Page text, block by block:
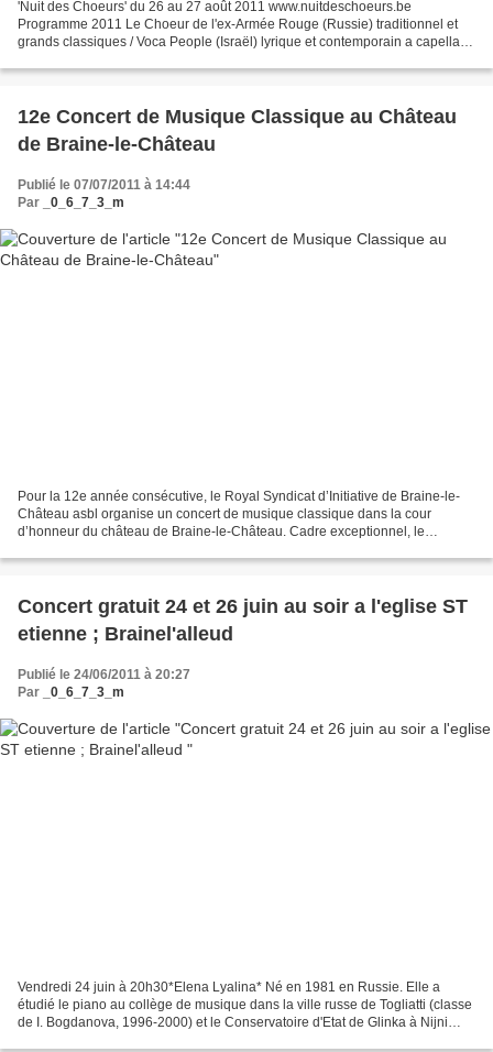
'Nuit des Choeurs' du 26 au 27 août 2011 www.nuitdeschoeurs.be
Programme 2011 Le Choeur de l'ex-Armée Rouge (Russie) traditionnel et
grands classiques / Voca People (Israël) lyrique et contemporain a capella/
12e Concert de Musique Classique au Château
de Braine-le-Château
Publié le 07/07/2011 à 14:44
Par
_0_6_7_3_m
Pour la 12e année consécutive, le Royal Syndicat d’Initiative de Braine-le-
Château asbl organise un concert de musique classique dans la cour
d’honneur du château de Braine-le-Château. Cadre exceptionnel, le
Concert gratuit 24 et 26 juin au soir a l'eglise ST
etienne ; Brainel'alleud
Publié le 24/06/2011 à 20:27
Par
_0_6_7_3_m
Vendredi 24 juin à 20h30*Elena Lyalina* Né en 1981 en Russie. Elle a
étudié le piano au collège de musique dans la ville russe de Togliatti (classe
de I. Bogdanova, 1996-2000) et le Conservatoire d'Etat de Glinka à Nijni